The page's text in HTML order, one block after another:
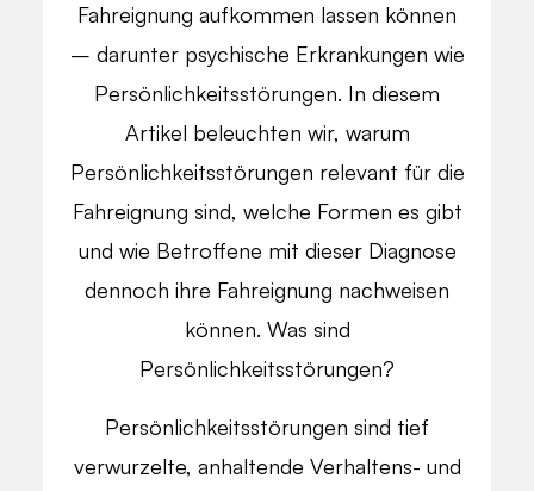
Fahreignung aufkommen lassen können
– darunter psychische Erkrankungen wie
Persönlichkeitsstörungen. In diesem
Artikel beleuchten wir, warum
Persönlichkeitsstörungen relevant für die
Fahreignung sind, welche Formen es gibt
und wie Betroffene mit dieser Diagnose
dennoch ihre Fahreignung nachweisen
können. Was sind
Persönlichkeitsstörungen?
Persönlichkeitsstörungen sind tief
verwurzelte, anhaltende Verhaltens- und